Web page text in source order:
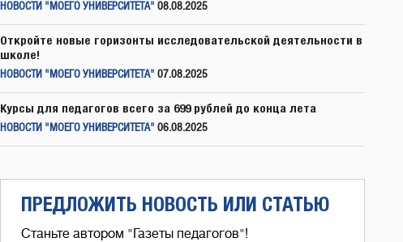
НОВОСТИ "МОЕГО УНИВЕРСИТЕТА" 08.08.2025
Откройте новые горизонты исследовательской деятельности в
школе!
НОВОСТИ "МОЕГО УНИВЕРСИТЕТА" 07.08.2025
Курсы для педагогов всего за 699 рублей до конца лета
НОВОСТИ "МОЕГО УНИВЕРСИТЕТА" 06.08.2025
ПРЕДЛОЖИТЬ НОВОСТЬ ИЛИ СТАТЬЮ
Станьте автором "Газеты педагогов"!